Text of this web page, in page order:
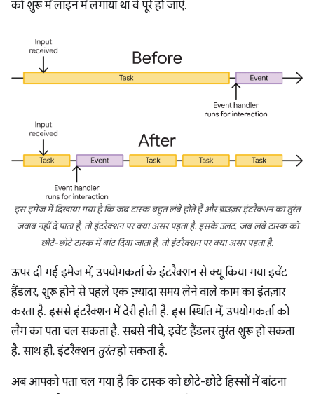
को शुरू में लाइन में लगाया था वे पूरे हो जाएं.
इस इमेज में दिखाया गया है कि जब टास्क बहुत लंबे होते हैं और ब्राउज़र इंटरैक्शन का तुरंत
जवाब नहीं दे पाता है, तो इंटरैक्शन पर क्या असर पड़ता है. इसके उलट, जब लंबे टास्क को
छोटे-छोटे टास्क में बांट दिया जाता है, तो इंटरैक्शन पर क्या असर पड़ता है.
ऊपर दी गई इमेज में, उपयोगकर्ता के इंटरैक्शन से क्यू किया गया इवेंट
हैंडलर, शुरू होने से पहले एक ज़्यादा समय लेने वाले काम का इंतज़ार
करता है. इससे इंटरैक्शन में देरी होती है. इस स्थिति में, उपयोगकर्ता को
लैग का पता चल सकता है. सबसे नीचे, इवेंट हैंडलर तुरंत शुरू हो सकता
है. साथ ही, इंटरैक्शन तुरंतहो सकता है.
अब आपको पता चल गया है कि टास्क को छोटे-छोटे हिस्सों में बांटना